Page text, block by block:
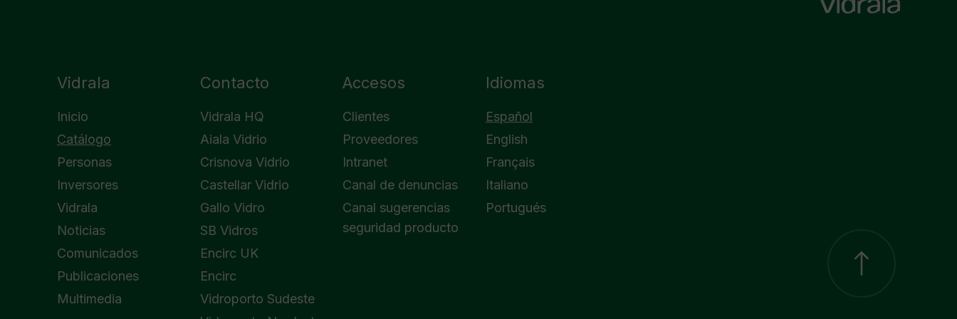
Vidrala
Inicio
Catálogo
Personas
Inversores
Vidrala
Noticias
Comunicados
Publicaciones
Multimedia
Contacto
Vidrala HQ
Aiala Vidrio
Crisnova Vidrio
Castellar Vidrio
Gallo Vidro
SB Vidros
Encirc UK
Encirc
Vidroporto Sudeste
Accesos
Clientes
Proveedores
Intranet
Canal de denuncias
Canal sugerencias
seguridad producto
Idiomas
Español
English
Français
Italiano
Portugués